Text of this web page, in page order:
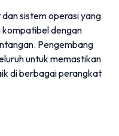
sistem operasi yang
kompatibel dengan
Pengembang
untuk memastikan
di berbagai perangkat